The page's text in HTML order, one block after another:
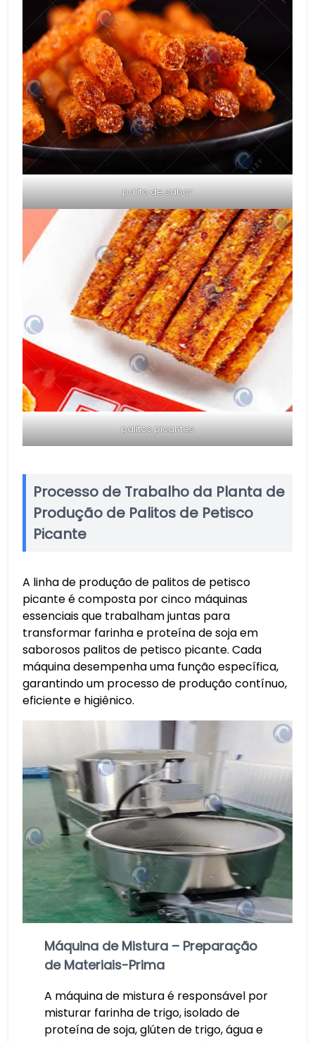
palito de sabor
palitos picantes
Processo de Trabalho da Planta de
Produção de Palitos de Petisco
Picante
A linha de produção de palitos de petisco
picante é composta por cinco máquinas
essenciais que trabalham juntas para
transformar farinha e proteína de soja em
saborosos palitos de petisco picante. Cada
máquina desempenha uma função específica,
garantindo um processo de produção contínuo,
eficiente e higiênico.
Máquina de Mistura – Preparação
de Materiais-Prima
A máquina de mistura é responsável por
misturar farinha de trigo, isolado de
proteína de soja, glúten de trigo, água e